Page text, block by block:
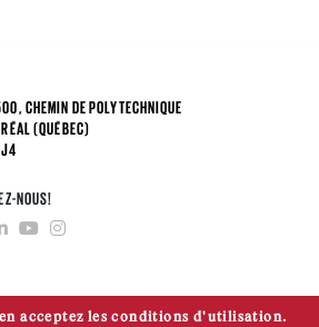
CHEMIN DE POLYTECHNIQUE
(QUÉBEC)
NOUS!
acceptez les conditions d'utilisation.